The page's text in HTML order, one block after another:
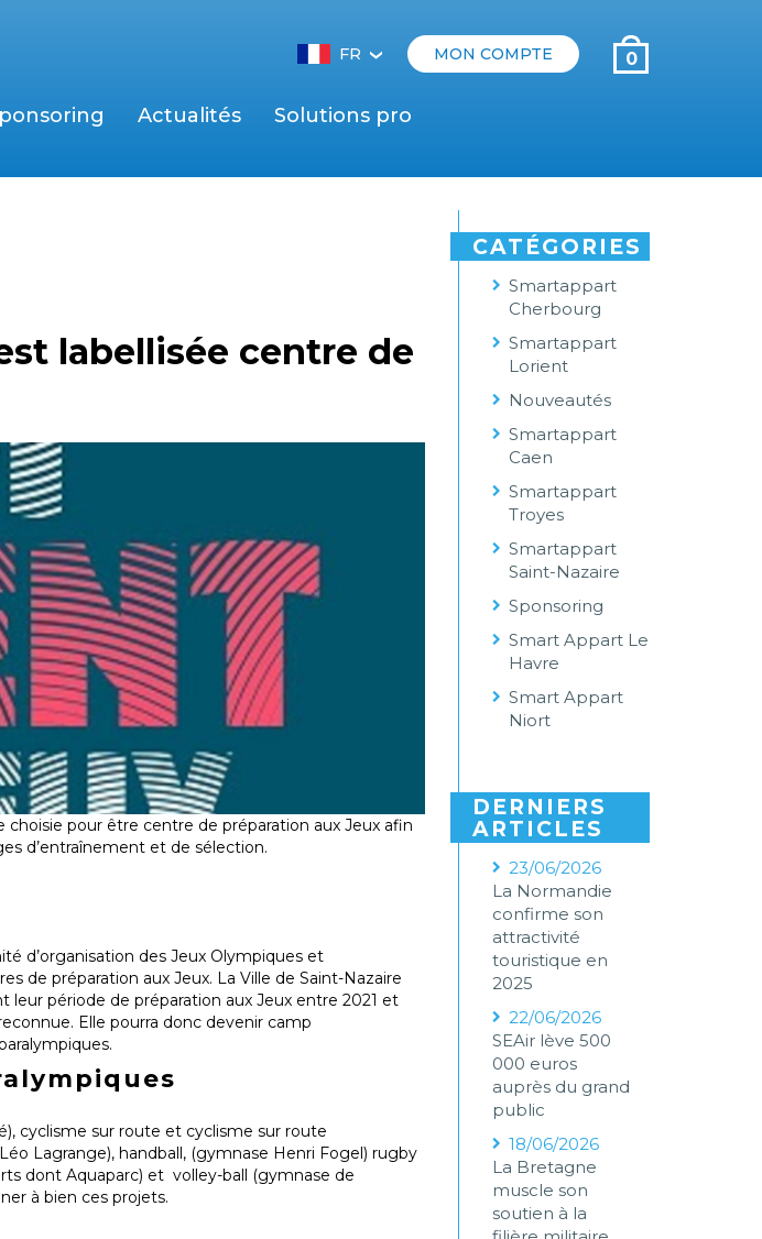
FR‹ MON COMPTE 0
Actualités Solutions pro
labellisée centre de
choisie pour être centre de préparation aux Jeux afin
d’entraînement et de sélection.
d’organisation des Jeux Olympiques et
de préparation aux Jeux. La Ville de Saint-Nazaire
période de préparation aux Jeux entre 2021 et
Elle pourra donc devenir camp
cyclisme sur route et cyclisme sur route
Lagrange), handball, (gymnase Henri Fogel) rugby
dont Aquaparc) et volley-ball (gymnase de
à bien ces projets.
CATÉGORIES
Smartappart
Cherbourg
Smartappart
Lorient
Nouveautés
Smartappart
Caen
Smartappart
Troyes
Smartappart
Saint-Nazaire
Sponsoring
Smart Appart Le
Havre
Smart Appart
Niort
DERNIERS
ARTICLES
23/06/2026
La Normandie
confirme son
attractivité
touristique en
2025
22/06/2026
SEAir lève 500
000 euros
auprès du grand
public
18/06/2026
La Bretagne
muscle son
soutien à la